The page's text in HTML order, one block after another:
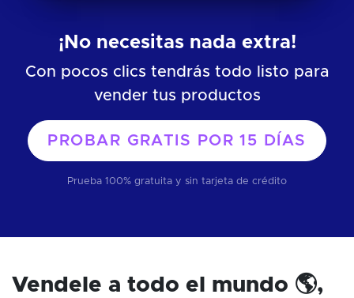
¡No necesitas nada extra!
Con pocos clics tendrás todo listo para
vender tus productos
PROBAR GRATIS POR15 DÍAS
Prueba 100% gratuita y sin tarjeta de crédito
Vendele a todo el mundo 🌎,